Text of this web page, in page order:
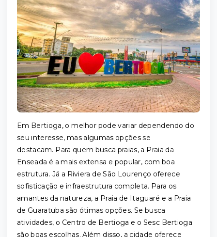
Em Bertioga, o melhor pode variar dependendo do
seu interesse, mas algumas opções se
destacam. Para quem busca praias, a Praia da
Enseada é a mais extensa e popular, com boa
estrutura. Já a Riviera de São Lourenço oferece
sofisticação e infraestrutura completa. Para os
amantes da natureza, a Praia de Itaguaré e a Praia
de Guaratuba são ótimas opções. Se busca
atividades, o Centro de Bertioga e o Sesc Bertioga
são boas escolhas. Além disso, a cidade oferece